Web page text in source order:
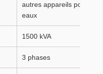
autres appareils pour le
eaux
1500 kVA
3 phases